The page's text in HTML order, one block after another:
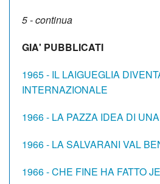
5 - continua
GIA' PUBBLICATI
1965 - IL LAIGUEGLIA
INTERNAZIONALE
1966 - LA PAZZA IDEA DI
1966 - LA SALVARANI VAL
1966 - CHE FINE HA FATTO